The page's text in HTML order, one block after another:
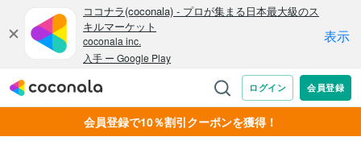
会員登録で10％割引クーポンを獲得！